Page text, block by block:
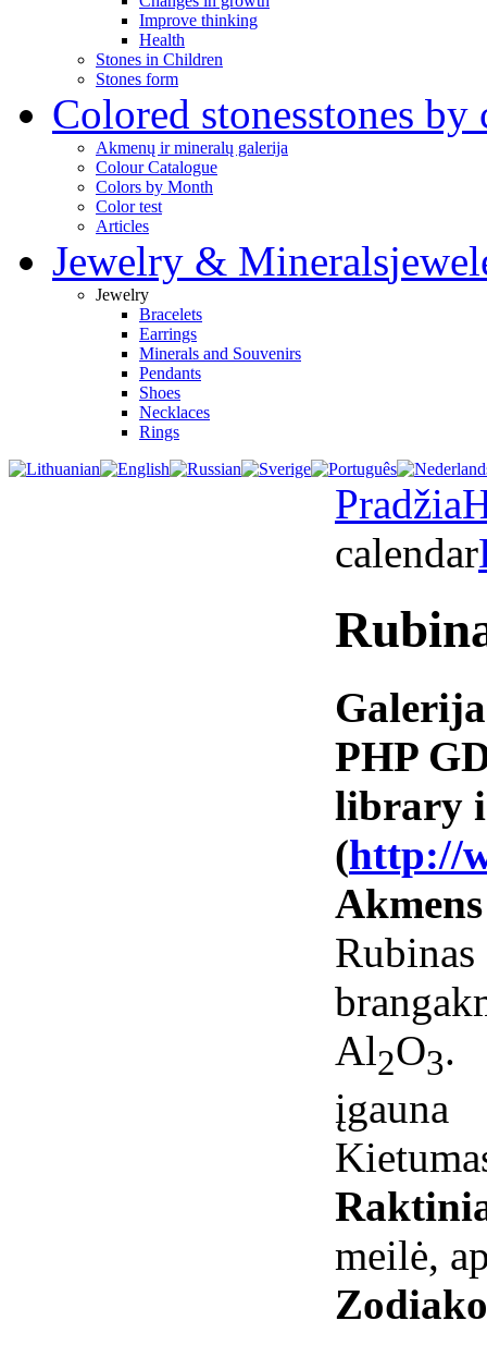
Improve thinking
Health
Stones in Children
Stones form
Colored stonesstones by
Akmenų ir mineralų galerija
Colour Catalogue
Colors by Month
Color test
Articles
Jewelry & Minerals
Jewelry
Bracelets
Earrings
Minerals and Souvenirs
Pendants
Shoes
Necklaces
Rings
Pradžia
calendar
Galerija
PHP
library
(http://
Al2O3.
meilė,